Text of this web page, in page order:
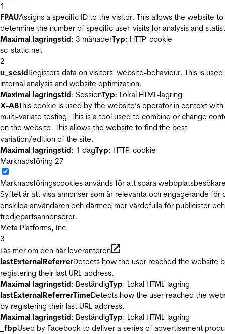
1
FPAUAssigns a specific ID to the visitor. This allows the website to
determine the number of specific user-visits for analysis and
Maximal lagringstid: 3 månaderTyp: HTTP-cookie
sc-static.net
2
u_scsidRegisters data on visitors' website-behaviour. This is
internal analysis and website optimization.
Maximal lagringstid: SessionTyp: Lokal HTML-lagring
X-ABThis cookie is used by the website’s operator in context with
multi-variate testing. This is a tool used to combine or change
on the website. This allows the website to find the best
variation/edition of the site.
Maximal lagringstid: 1 dagTyp: HTTP-cookie
Marknadsföring 27
Marknadsföringscookies används för att spåra
Syftet är att visa annonser som är relevanta och engagerande för
enskilda användaren och därmed mer värdefulla för publicister och
tredjepartsannonsörer.
Meta Platforms, Inc.
3
Läs mer om den här leverantören
lastExternalReferrerDetects how the user reached the website
registering their last URL-address.
Maximal lagringstid: BeständigTyp: Lokal HTML-lagring
lastExternalReferrerTimeDetects how the user reached the
by registering their last URL-address.
Maximal lagringstid: BeständigTyp: Lokal HTML-lagring
_fbpUsed by Facebook to deliver a series of advertisement